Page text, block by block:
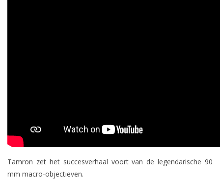
Tamron zet het succesverhaal voort van de legendarische 90
mm macro-objectieven.